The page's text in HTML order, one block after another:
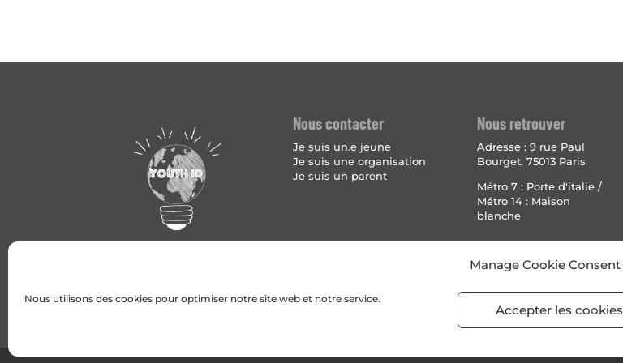
Manage Cookie Consent
Nous utilisons des cookies pour optimiser notre site web et notre service.
Accepter les cookies
Nous contacter
Je suis un.e jeune
Je suis une organisation
Je suis un parent
Nous retrouver
Adresse :9 rue Paul
Bourget, 75013 Paris
Métro 7 : Porte d'italie /
Métro 14 : Maison
blanche